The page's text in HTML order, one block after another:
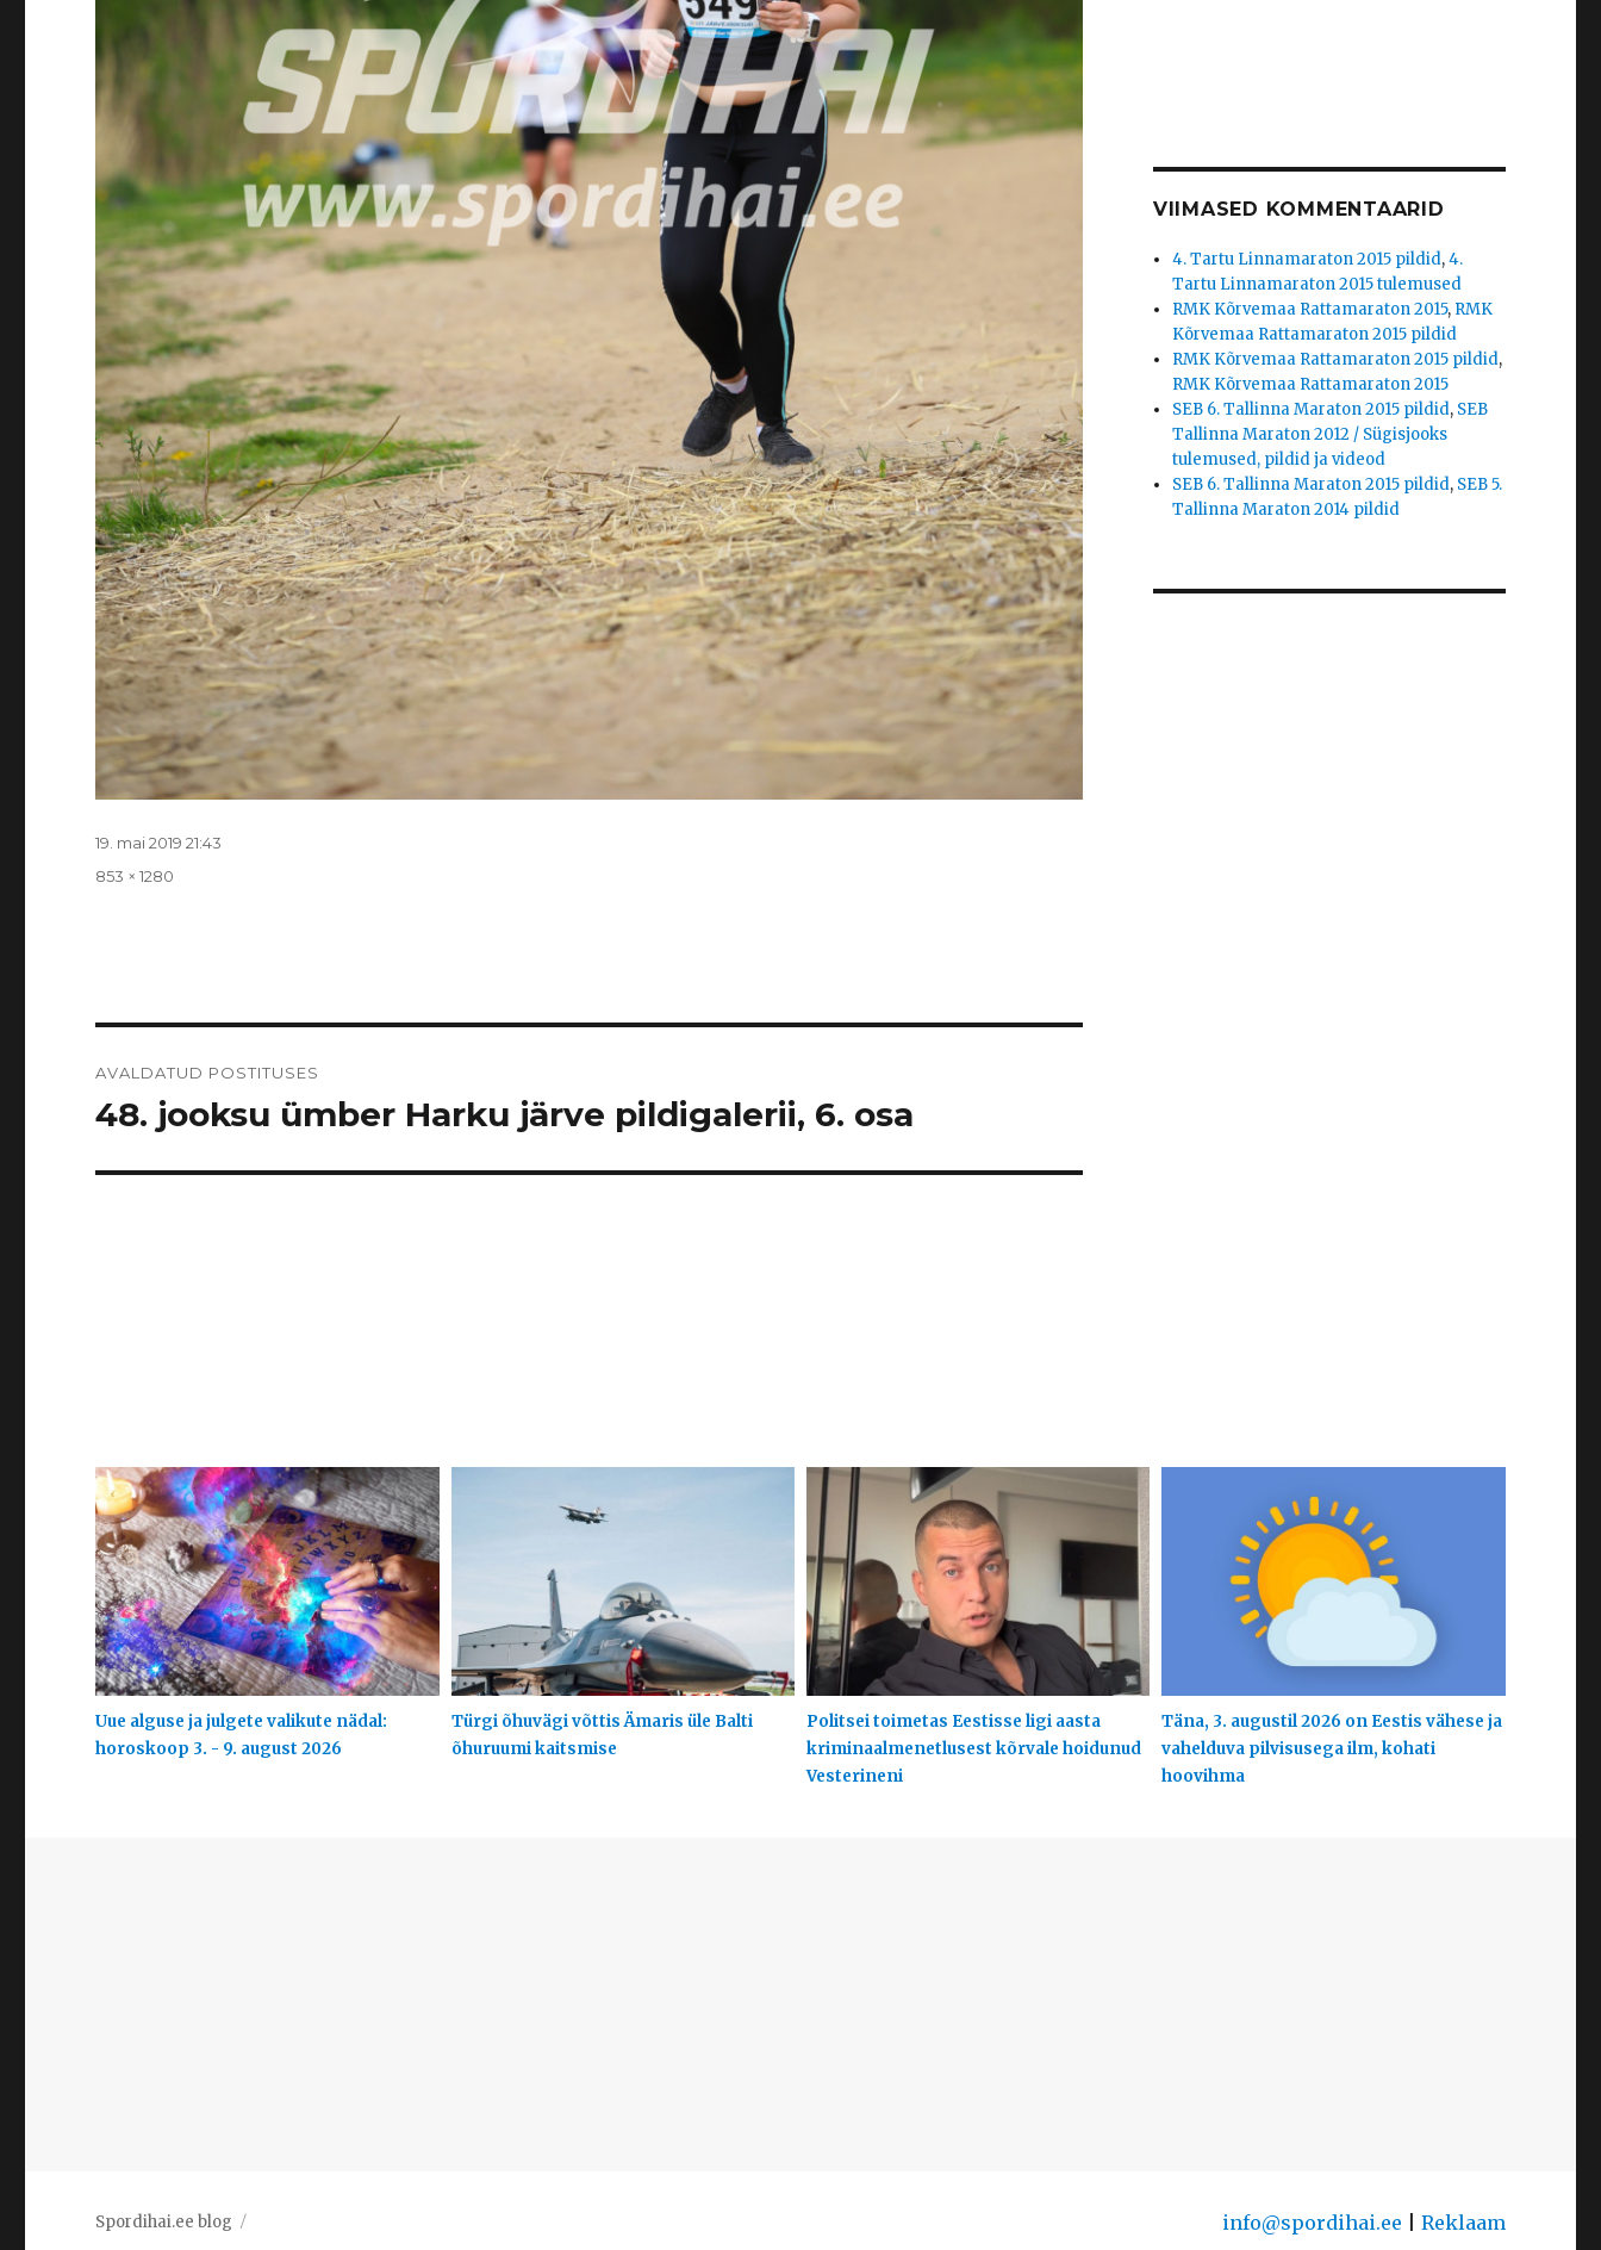
Postitatud
19. mai 2019 21:43
Täissuurus
853 × 1280
AVALDATUD POSTITUSES
48. jooksu ümber Harku järve pildigalerii, 6. osa
VIIMASED KOMMENTAARID
4. Tartu Linnamaraton 2015 pildid,4.
Tartu Linnamaraton 2015 tulemused
RMK Kõrvemaa Rattamaraton 2015, RMK
Kõrvemaa Rattamaraton 2015 pildid
RMK Kõrvemaa Rattamaraton 2015 pildid,
RMK Kõrvemaa Rattamaraton 2015
SEB 6. Tallinna Maraton 2015 pildid, SEB
Tallinna Maraton 2012 / Sügisjooks
tulemused, pildid ja videod
SEB 6. Tallinna Maraton 2015 pildid, SEB 5.
Tallinna Maraton 2014 pildid
Uue alguse ja julgete valikute nädal:
horoskoop 3. - 9. august 2026
Türgi õhuvägi võttis Ämaris üle Balti
õhuruumi kaitsmise
Politsei toimetas Eestisse ligi aasta
kriminaalmenetlusest kõrvale hoidunud
Vesterineni
Täna, 3. augustil 2026 on Eestis vähese ja
vahelduva pilvisusega ilm, kohati
hoovihma
Spordihai.ee blog info@spordihai.ee Reklaam